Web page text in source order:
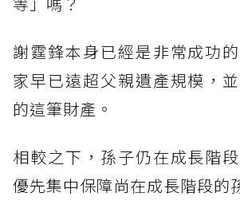
謝霆鋒本身已經是非常成功
家早已遠超父親遺產規模，
的這筆財產。
相較之下，孫子仍在成長階
優先集中保障尚在成長階段的